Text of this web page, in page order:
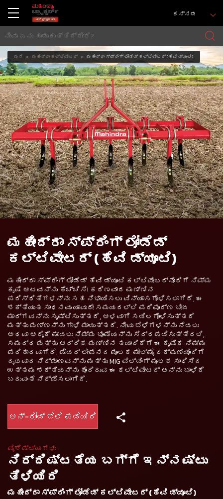
ಕನ್ನಡ
ಮನೆ ಮಹಿಂದ್ರಾ ಕಲ್ಟಿವೇಟರ್ ಮಹೀಂದ್ರಾ ಸ್ಪ್ರಿಂಗ್ ಲೋಡೆಡ್ ಕಲ್ಟಿವೇಟರ್ (ಹೆವಿ ಡ್ಯೂಟಿ)
ಮಹೀಂದ್ರಾ ಸ್ಪ್ರಿಂಗ್ ಲೋಡೆಡ್
ಕಲ್ಟಿವೇಟರ್ (ಹೆವಿ ಡ್ಯೂಟಿ)
ಮಹೀಂದ್ರಾ ಸ್ಪ್ರಿಂಗ್ ಲೋಡೆಡ್ ಹೆವಿ ಡ್ಯೂಟಿ ಕಲ್ಟಿವೇಟರ್‌ನೊಂದಿಗೆ ನಿಮ್ಮ
ಕೃಷಿ ಆಟವನ್ನು ಹೆಚ್ಚಿಸಿ! ಕಠಿಣವಾದ ಮಣ್ಣಿನ
ಪರಿಸ್ಥಿತಿಗಳನ್ನು ಸಹ ನಿಭಾಯಿಸಲು ವಿನ್ಯಾಸಗೊಳಿಸಲಾಗಿದೆ, ಈ
ಶಕ್ತಿಯುತ ಸಾಧನವು ಯಾವುದೇ ಸಮಯದಲ್ಲಿ ಪರಿಪೂರ್ಣ ಬೀಜ
ಮಾರ್ಗವನ್ನು ಸೃಷ್ಟಿಸುತ್ತದೆ, ಆಳವಾಗಿ ಸಡಿಲಗೊಳಿಸುತ್ತದೆ
ಮತ್ತು ಮಣ್ಣನ್ನು ಗಾಳಿ ಮಾಡುತ್ತದೆ. ನೀವು ಬೆಳೆಗಳನ್ನು ನೆಡಲು
ಅಥವಾ ಆರೈಕೆ ಮಾಡಲು ನಿಮ್ಮ ಭೂಮಿಯನ್ನು ಸಿದ್ಧಪಡಿಸುತ್ತಿರಲಿ,
ಸಮರ್ಥ ಮತ್ತು ಆರ್ಥಿಕ ಮಣ್ಣಿನ ತಯಾರಿಕೆಗೆ ಈ ಕೃಷಿಕ ನಿಮ್ಮ
ಪರಿಹಾರವಾಗಿದೆ. ಪೌಡರ್ ಲೇಪನದ ಮೂಲಕ ಮೇಲ್ಮೈ ರಕ್ಷಣೆಯೊಂದಿಗೆ
ದೃಢವಾದ ನಿರ್ಮಾಣವನ್ನು ಮತ್ತು MIG ವೆಲ್ಡಿಂಗ್ ಮೂಲಕ ಸಾಧಿಸಿದ
ಉತ್ತಮ ಶಕ್ತಿಯನ್ನು ಹೊಂದಿರುವ ಈ ಕಲ್ಟಿವೇಟರ್ ಅನ್ನು ಬಾಳಿಕೆ
ಬರುವಂತೆ ನಿರ್ಮಿಸಲಾಗಿದೆ.
ಆನ್-ರೋಡ್ ಬೆಲೆ ಪಡೆಯಿರಿ
ವೈಶಿಷ್ಟ್ಯಗಳು
ನಿರ್ದಿಷ್ಟತೆಯ ಬಗ್ಗೆ ಇನ್ನಷ್ಟು
ತಿಳಿಯಿರಿ
ಮಹೀಂದ್ರಾ ಸ್ಪ್ರಿಂಗ್ ಲೋಡೆಡ್ ಕಲ್ಟಿವೇಟರ್ (ಹೆವಿ ಡ್ಯೂಟಿ)